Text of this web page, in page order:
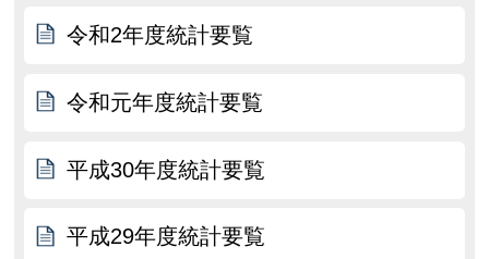
令和2年度統計要覧
令和元年度統計要覧
平成30年度統計要覧
平成29年度統計要覧